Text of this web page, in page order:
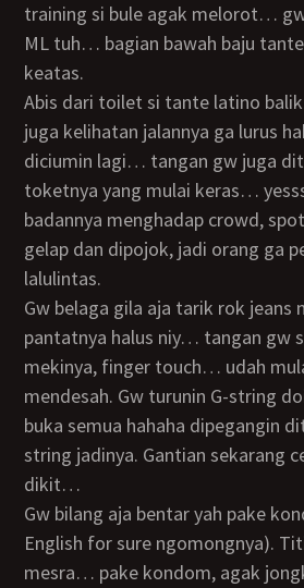
training si bule agak melorot…
ML tuh… bagian bawah baju
keatas.
Abis dari toilet si tante latino balik lagi, agak tipsi
juga kelihatan jalannya ga lurus
diciumin lagi… tangan gw juga
toketnya yang mulai keras…
badannya menghadap crowd,
gelap dan dipojok, jadi orang ga
lalulintas.
Gw belaga gila aja tarik rok jeans nya keatas hehehe
pantatnya halus niy… tangan gw
mekinya, finger touch… udah
mendesah. Gw turunin G-string
buka semua hahaha dipegangin
string jadinya. Gantian sekarang
dikit…
gw bilang aja bentar yah pake kondom dulu (in
English for sure ngomongnya).
mesra… pake kondom, agak